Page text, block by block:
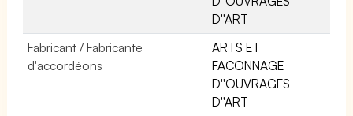
D''ART
Fabricant / Fabricante
d'accordéons
ARTS ET
FACONNAGE
D''OUVRAGES
D''ART